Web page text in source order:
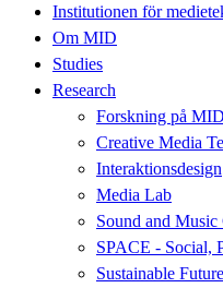
Institutionen för
Om MID
Studies
Research
Forskning på MID
Creative Media
Interaktionsdesign
Media Lab
Sound and
SPACE - Social,
Sustainable